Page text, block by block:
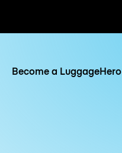
Become a LuggageHero